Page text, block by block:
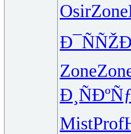
OsirZone
Zone
Ð¸ÑÐºÑƒ
MistProf